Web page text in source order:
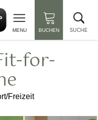
MENU BUCHEN SUCHE
for-
Freizeit